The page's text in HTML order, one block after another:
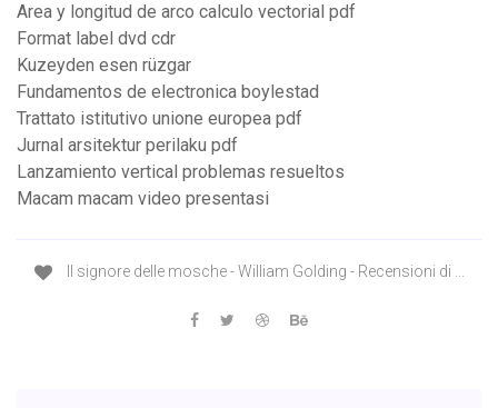
Area y longitud de arco calculo vectorial pdf
Format label dvd cdr
Kuzeyden esen rüzgar
Fundamentos de electronica boylestad
Trattato istitutivo unione europea pdf
Jurnal arsitektur perilaku pdf
Lanzamiento vertical problemas resueltos
Macam macam video presentasi
Il signore delle mosche - William Golding - Recensioni di ...